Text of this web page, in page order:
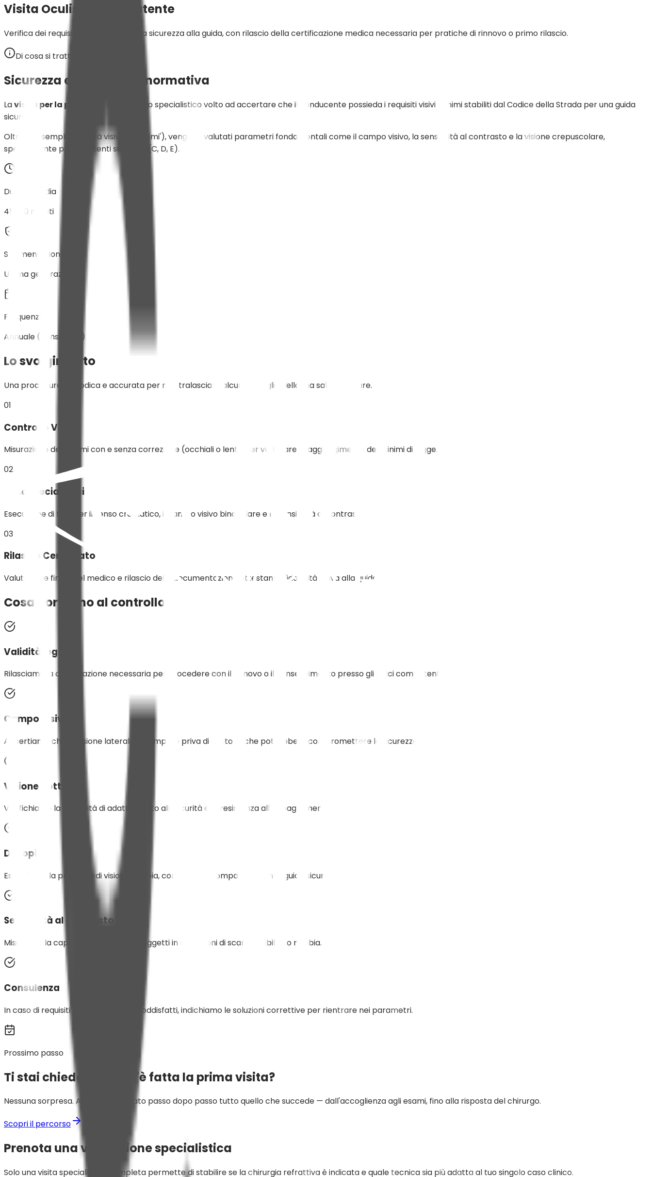
Visita Oculistica per Patente
Verifica dei requisiti visivi minimi per la sicurezza alla guida, con rilascio della certificazione medica necessaria per pratiche di rinnovo o primo rilascio.
Di cosa si tratta
Sicurezza e conformità normativa
Lavisita per la patente
è un controllo specialistico volto ad accertare che il conducente possieda i requisiti visivi minimi stabiliti dal Codice della Strada per una guida
sicura.
Oltre alla semplice acuità visiva (i 'decimi'), vengono valutati parametri fondamentali come il campo visivo, la sensibilità al contrasto e la visione crepuscolare,
specialmente per le patenti superiori (C, D, E).
Durata media
45–60 minuti
Strumentazione
Ultima generazione
Frequenza
Annuale (consigliata)
Lo svolgimento
Una procedura metodica e accurata per non tralasciare alcun dettaglio della tua salute oculare.
01
Controllo Visivo
Misurazione dei decimi con e senza correzione (occhiali o lenti) per verificare il raggiungimento dei minimi di legge.
02
Test Specialistici
Esecuzione di test per il senso cromatico, il campo visivo binoculare e la sensibilità al contrasto.
03
Rilascio Certificato
Valutazione finale del medico e rilascio della documentazione attestante l'idoneità visiva alla guida.
Cosa portiamo al controllo
Validità legale
Rilasciamo la certificazione necessaria per procedere con il rinnovo o il conseguimento presso gli uffici competenti.
Campo visivo
Accertiamo che la visione laterale sia ampia e priva di scotomi che potrebbero compromettere la sicurezza.
Visione notturna
Verifichiamo la capacità di adattamento all'oscurità e la resistenza all'abbagliamento.
Diplopia
Escludiamo la presenza di visione doppia, condizione incompatibile con la guida sicura.
Sensibilità al contrasto
Misuriamo la capacità di distinguere oggetti in condizioni di scarsa visibilità o nebbia.
Consulenza
In caso di requisiti non pienamente soddisfatti, indichiamo le soluzioni correttive per rientrare nei parametri.
Prossimo passo
Ti stai chiedendo com'è fatta la prima visita?
Nessuna sorpresa. Abbiamo spiegato passo dopo passo tutto quello che succede — dall'accoglienza agli esami, fino alla risposta del chirurgo.
Scopri il percorso
Prenota una valutazione specialistica
Solo una visita specialistica completa permette di stabilire se la chirurgia refrattiva è indicata e quale tecnica sia più adatta al tuo singolo caso clinico.